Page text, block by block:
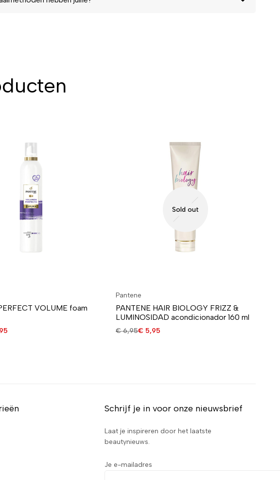
VOLUME foam
Sold out
Pantene
PANTENE HAIR BIOLOGY FRIZZ &
LUMINOSIDAD acondicionador 160 ml
€6,95€5,95
Schrijf je in voor onze nieuwsbrief
Laat je inspireren door het laatste
beautynieuws.
Je e-mailadres